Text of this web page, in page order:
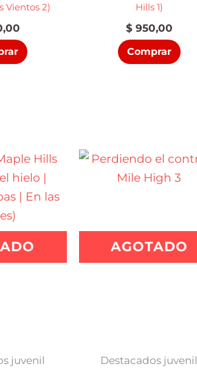
Vientos 2)
Hills 1)
$950,00
Comprar
juvenil
AGOTADO
Destacados juvenil